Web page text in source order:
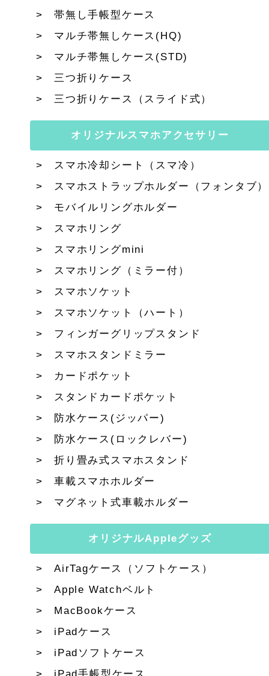
帯無し手帳型ケース
マルチ帯無しケース(HQ)
マルチ帯無しケース(STD)
三つ折りケース
三つ折りケース（スライド式）
オリジナルスマホアクセサリー
スマホ冷却シート（スマ冷）
スマホストラップホルダー（フォンタブ）
モバイルリングホルダー
スマホリング
スマホリングmini
スマホリング（ミラー付）
スマホソケット
スマホソケット（ハート）
フィンガーグリップスタンド
スマホスタンドミラー
カードポケット
スタンドカードポケット
防水ケース(ジッパー)
防水ケース(ロックレバー)
折り畳み式スマホスタンド
車載スマホホルダー
マグネット式車載ホルダー
オリジナルAppleグッズ
AirTagケース（ソフトケース）
Apple Watchベルト
MacBookケース
iPadケース
iPadソフトケース